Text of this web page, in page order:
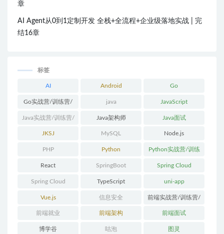
章
AI Agent从0到1定制开发 全栈+全流程+企业级落地实战 | 完
结16章
标签
AI Android Go
Go实战营/训练营/
体系课
java JavaScript
Java实战营/训练营/
体系课
Java架构师 Java面试
JKSJ MySQL Node.js
PHP Python Python实战营/训练
营/体系课
React SpringBoot Spring Cloud
Spring Cloud
Alibaba
TypeScript uni-app
Vue.js 信息安全 前端实战营/训练营/
体系课
前端就业 前端架构 前端面试
博学谷 咕泡 图灵